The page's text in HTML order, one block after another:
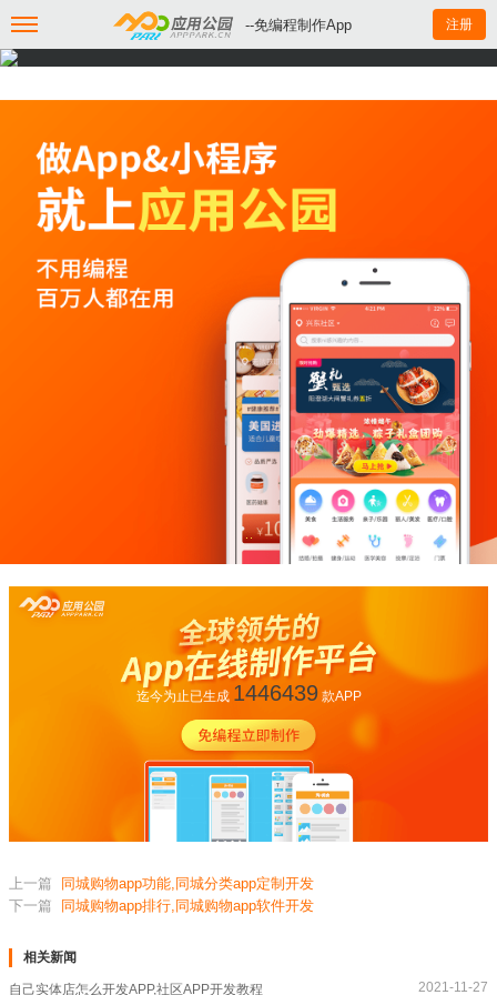
--免编程制作App 注册
迄今为止已生成 1446439款APP
上一篇
同城购物app功能,同城分类app定制开发
下一篇
同城购物app排行,同城购物app软件开发
相关新闻
自己实体店怎么开发APP,社区APP开发教程 2021-11-27